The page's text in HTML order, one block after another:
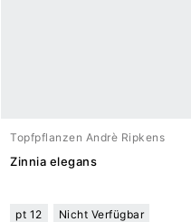
Topfpflanzen Andrè Ripkens
Zinnia elegans
pt 12 Nicht Verfügbar